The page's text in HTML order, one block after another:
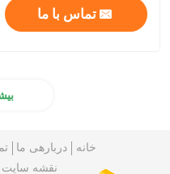
تماس با ما
خانه دربارهی ما
نقشه سایت